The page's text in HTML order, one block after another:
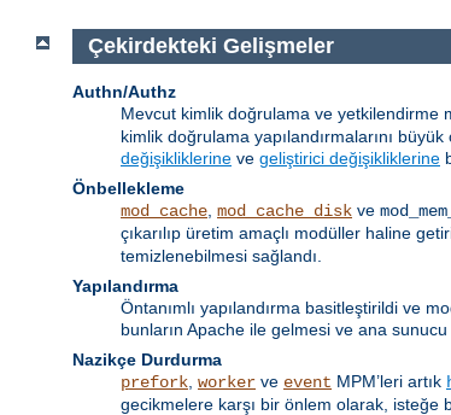
Çekirdekteki Gelişmeler
Authn/Authz
Mevcut kimlik doğrulama ve yetkilendirme
kimlik doğrulama yapılandırmalarını
değişikliklerine ve geliştirici değişikliklerine
Önbellekleme
mod_cache mod_cache_disk ve
çıkarılıp üretim amaçlı modüller haline
temizlenebilmesi sağlandı.
Yapılandırma
Öntanımlı yapılandırma basitleştirildi ve
bunların Apache ile gelmesi ve ana sunucu
Nazikçe Durdurma
prefork worker ve event MPM’leri artık
gecikmelere karşı bir önlem olarak, isteğe